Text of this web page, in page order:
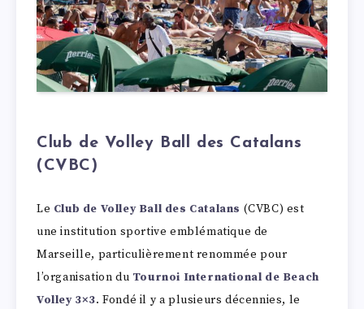
Club de Volley Ball des Catalans
(CVBC)
Le Club de Volley Ball des Catalans (CVBC) est
une institution sportive emblématique de
Marseille, particulièrement renommée pour
l’organisation du Tournoi International de Beach
Volley 3×3. Fondé il y a plusieurs décennies, le